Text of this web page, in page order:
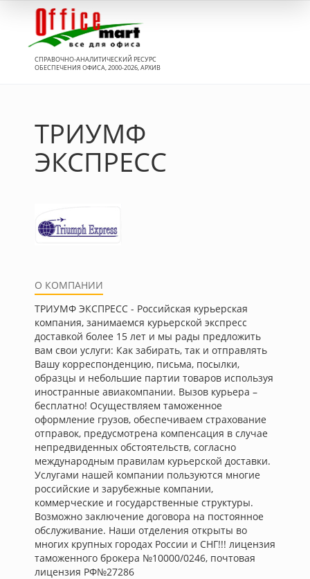
СПРАВОЧНО-АНАЛИТИЧЕСКИЙ РЕСУРС
ОБЕСПЕЧЕНИЯ ОФИСА, 2000-2026, АРХИВ
ТРИУМФ
ЭКСПРЕСС
О КОМПАНИИ
ТРИУМФ ЭКСПРЕСС - Российская курьерская
компания, занимаемся курьерской экспресс
доставкой более 15 лет и мы рады предложить
вам свои услуги: Как забирать, так и отправлять
Вашу корреспонденцию, письма, посылки,
образцы и небольшие партии товаров используя
иностранные авиакомпании. Вызов курьера –
бесплатно! Осуществляем таможенное
оформление грузов, обеспечиваем страхование
отправок, предусмотрена компенсация в случае
непредвиденных обстоятельств, согласно
международным правилам курьерской доставки.
Услугами нашей компании пользуются многие
российские и зарубежные компании,
коммерческие и государственные структуры.
Возможно заключение договора на постоянное
обслуживание. Наши отделения открыты во
многих крупных городах России и СНГ!!! лицензия
таможенного брокера №10000/0246, почтовая
лицензия РФ№27286